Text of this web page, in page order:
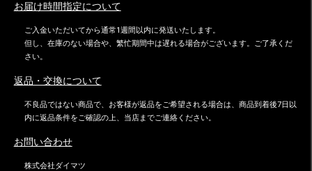
お届け時間指定について
ご入金いただいてから通常1週間以内に発送いたします。
但し、在庫のない場合や、繁忙期間中は遅れる場合がございます。ご了承くだ
さい。
返品・交換について
不良品ではない商品で、お客様が返品をご希望される場合は、商品到着後7日以
内に返品条件をご確認の上、当店までご連絡ください。
お問い合わせ
株式会社ダイマツ